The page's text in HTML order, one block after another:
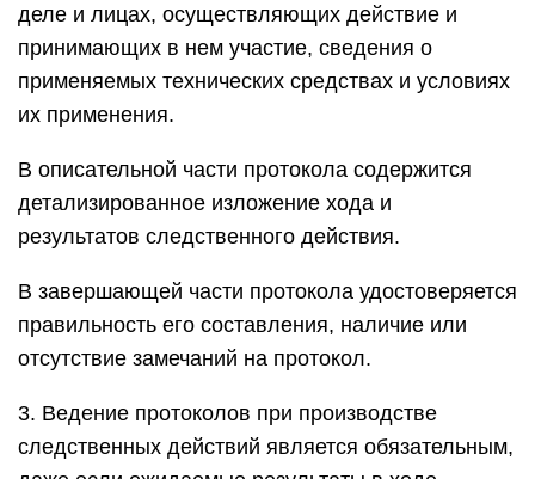
деле и лицах, осуществляющих действие и
принимающих в нем участие, сведения о
применяемых технических средствах и условиях
их применения.
В описательной части протокола содержится
детализированное изложение хода и
результатов следственного действия.
В завершающей части протокола удостоверяется
правильность его составления, наличие или
отсутствие замечаний на протокол.
3. Ведение протоколов при производстве
следственных действий является обязательным,